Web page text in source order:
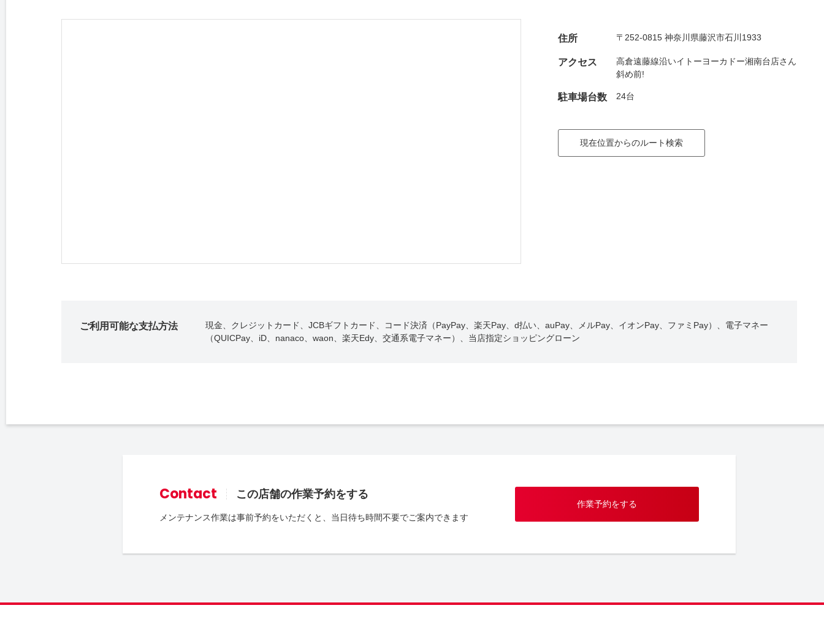
住所 〒252-0815 神奈川県藤沢市石川1933
アクセス
高倉遠藤線沿いイトーヨーカドー湘南台店さん
斜め前!
駐車場台数 24台
現在位置からのルート検索
ご利用可能な支払方法
現金、クレジットカード、JCBギフトカード、コード決済（PayPay、楽天Pay、d払い、auPay、メルPay、イオンPay、ファミPay）、電子マネー
（QUICPay、iD、nanaco、waon、楽天Edy、交通系電子マネー）、当店指定ショッピングローン
Contact この店舗の作業予約をする
メンテナンス作業は事前予約をいただくと、当日待ち時間不要でご案内できます
作業予約をする